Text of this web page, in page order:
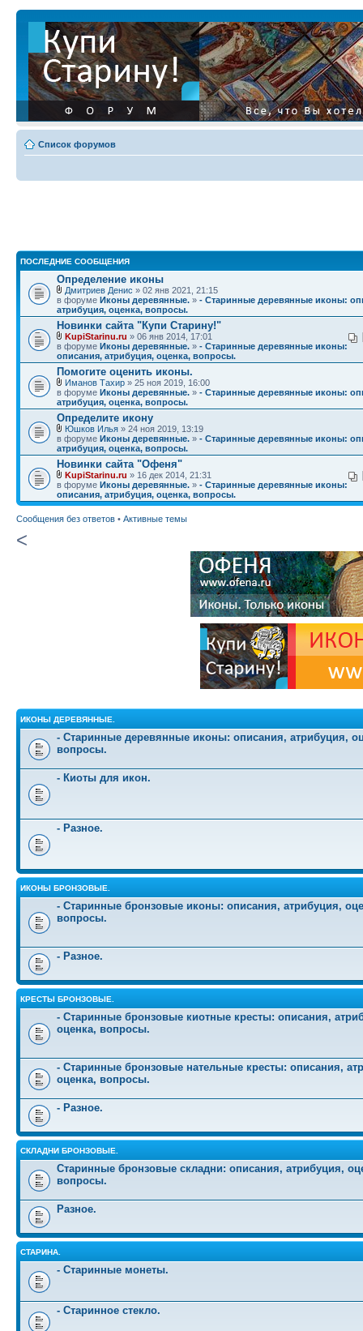
Список форумов
ПОСЛЕДНИЕ СООБЩЕНИЯ
Определение иконы
Дмитриев Денис » 02 янв 2021, 21:15
в форуме Иконы деревянные. » - Старинные деревянные иконы:
атрибуция, оценка, вопросы.
Новинки сайта "Купи Старину!"
KupiStarinu.ru » 06 янв 2014, 17:01
в форуме Иконы деревянные. » - Старинные деревянные иконы:
описания, атрибуция, оценка, вопросы.
Помогите оценить иконы.
Иманов Тахир » 25 ноя 2019, 16:00
в форуме Иконы деревянные. » - Старинные деревянные иконы:
атрибуция, оценка, вопросы.
Определите икону
Юшков Илья » 24 ноя 2019, 13:19
в форуме Иконы деревянные. » - Старинные деревянные иконы:
атрибуция, оценка, вопросы.
Новинки сайта "Офеня"
KupiStarinu.ru » 16 дек 2014, 21:31
в форуме Иконы деревянные. » - Старинные деревянные иконы:
описания, атрибуция, оценка, вопросы.
Сообщения без ответов • Активные темы
<
ИКОНЫ ДЕРЕВЯННЫЕ.
- Старинные деревянные иконы: описания, атрибуция,
вопросы.
- Киоты для икон.
- Разное.
ИКОНЫ БРОНЗОВЫЕ.
- Старинные бронзовые иконы: описания, атрибуция,
вопросы.
- Разное.
КРЕСТЫ БРОНЗОВЫЕ.
- Старинные бронзовые киотные кресты: описания,
оценка, вопросы.
- Старинные бронзовые нательные кресты: описания,
оценка, вопросы.
- Разное.
СКЛАДНИ БРОНЗОВЫЕ.
Старинные бронзовые складни: описания, атрибуция,
вопросы.
Разное.
СТАРИНА.
- Старинные монеты.
- Старинное стекло.